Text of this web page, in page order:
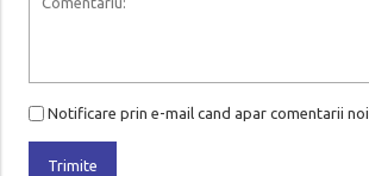
Notificare prin e-mail cand apar comentarii noi
Trimite